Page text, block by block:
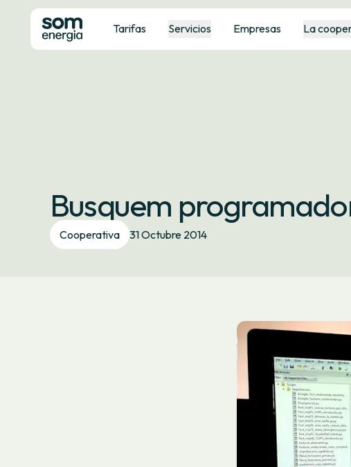
Tarifas Servicios Empresas La
Busquem
Cooperativa 31 Octubre 2014